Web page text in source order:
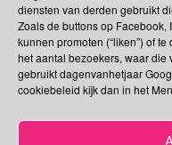
diensten van derden gebruikt
Zoals de buttons op Facebook,
kunnen promoten (“liken”) of
het aantal bezoekers, waar
gebruikt dagenvanhetjaar
cookiebeleid kijk dan in het
neurowetenschappen
mondiale wedstrijd. De
Hersenolympiade gaat
Deel dit bericht
F T